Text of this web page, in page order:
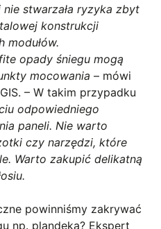
nie stwarzała ryzyka zbyt
konstrukcji
modułów.
opady śniegu mogą
mocowania– mówi
– W takim przypadku
odpowiedniego
paneli. Nie warto
czy narzędzi, które
Warto zakupić delikatną
powinniśmy zakrywać
np. plandeką? Ekspert